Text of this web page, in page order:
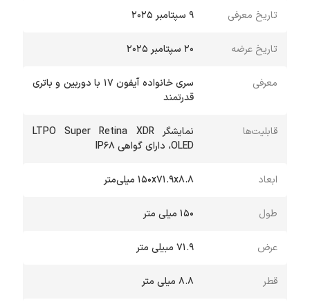
تاریخ معرفی 9 سپتامبر 2025
تاریخ عرضه 20 سپتامبر 2025
معرفی
سری خانواده آیفون 17 با دوربین و باتری
قدرتمند
قابلیت‌ها
نمایشگر LTPO Super Retina XDR
OLED، دارای گواهی IP68
ابعاد ۱۵۰x۷۱.۹x۸.۸ میلی‌متر
طول 150 میلی متر
عرض 71.9 مبیلی متر
قطر 8.8 میلی متر